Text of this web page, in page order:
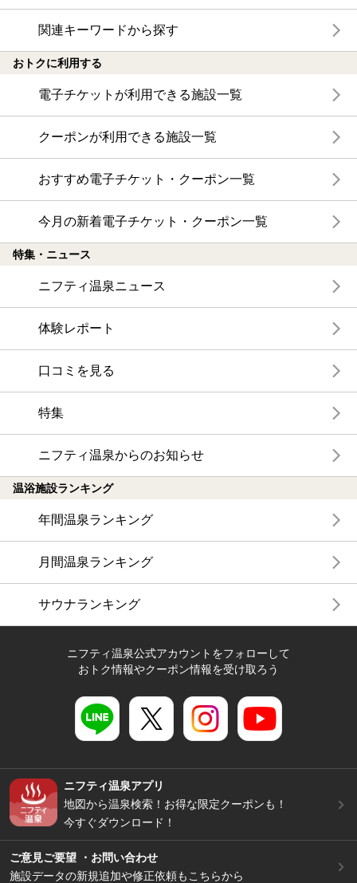
関連キーワードから探す
おトクに利用する
電子チケットが利用できる施設一覧
クーポンが利用できる施設一覧
おすすめ電子チケット・クーポン一覧
今月の新着電子チケット・クーポン一覧
特集・ニュース
ニフティ温泉ニュース
体験レポート
口コミを見る
特集
ニフティ温泉からのお知らせ
温浴施設ランキング
年間温泉ランキング
月間温泉ランキング
サウナランキング
ニフティ温泉公式アカウントをフォローして
おトク情報やクーポン情報を受け取ろう
ニフティ温泉アプリ
地図から温泉検索！お得な限定クーポンも！
今すぐダウンロード！
ご意見ご要望 ・お問い合わせ
施設データの新規追加や修正依頼もこちらから